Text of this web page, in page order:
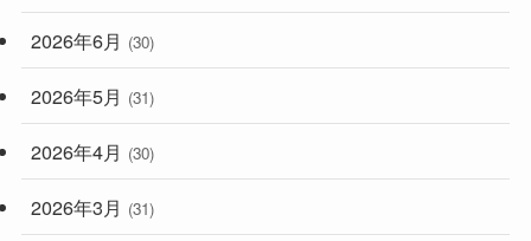
2026年6月 (30)
2026年5月 (31)
2026年4月 (30)
2026年3月 (31)